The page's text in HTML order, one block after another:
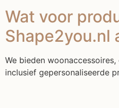
Wat voor
Shape2you.nl
We bieden
inclusief gepersonaliseerde